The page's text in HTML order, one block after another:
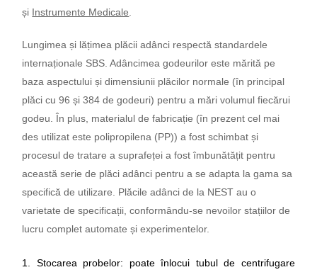
și Instrumente Medicale
Lungimea și lățimea plăcii adânci respectă standardele
internaționale SBS. Adâncimea godeurilor este mărită pe
baza aspectului și dimensiunii plăcilor normale (în principal
plăci cu 96 și 384 de godeuri) pentru a mări volumul fiecărui
godeu. În plus, materialul de fabricație (în prezent cel mai
des utilizat este polipropilena (PP)) a fost schimbat și
procesul de tratare a suprafeței a fost îmbunătățit pentru
această serie de plăci adânci pentru a se adapta la gama sa
specifică de utilizare. Plăcile adânci de la NEST au o
varietate de specificații, conformându-se nevoilor stațiilor de
lucru complet automate și experimentelor.
1. Stocarea probelor: poate înlocui tubul de centrifugare